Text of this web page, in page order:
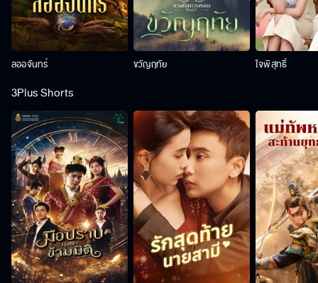
ลออจันทร์ ขวัญฤทัย ใจพิสุทธิ์
3Plus Shorts